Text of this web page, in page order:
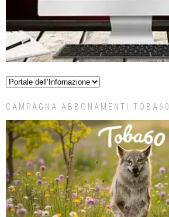
CAMPAGNA ABBONAMENTI TOBA60